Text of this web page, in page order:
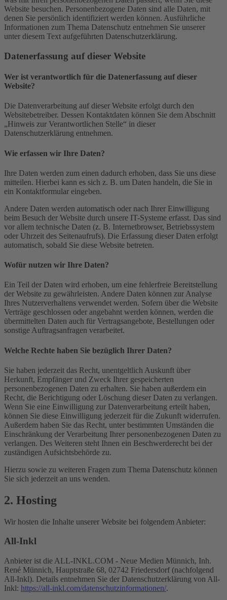
Website besuchen. Personenbezogene Daten sind alle Daten, mit
denen Sie persönlich identifiziert werden können. Ausführliche
Informationen zum Thema Datenschutz entnehmen Sie unserer
unter diesem Text aufgeführten Datenschutzerklärung.
Datenerfassung auf dieser Website
Wer ist verantwortlich für die Datenerfassung auf dieser
Website?
Die Datenverarbeitung auf dieser Website erfolgt durch den
Websitebetreiber. Dessen Kontaktdaten können Sie dem Abschnitt
„Hinweis zur Verantwortlichen Stelle“ in dieser
Datenschutzerklärung entnehmen.
Wie erfassen wir Ihre Daten?
Ihre Daten werden zum einen dadurch erhoben, dass Sie uns diese
mitteilen. Hierbei kann es sich z. B. um Daten handeln, die Sie in
ein Kontaktformular eingeben.
Andere Daten werden automatisch oder nach Ihrer Einwilligung
beim Besuch der Website durch unsere IT-Systeme erfasst. Das sind
vor allem technische Daten (z. B. Internetbrowser, Betriebssystem
oder Uhrzeit des Seitenaufrufs). Die Erfassung dieser Daten erfolgt
automatisch, sobald Sie diese Website betreten.
Wofür nutzen wir Ihre Daten?
Ein Teil der Daten wird erhoben, um eine fehlerfreie Bereitstellung
der Website zu gewährleisten. Andere Daten können zur Analyse
Ihres Nutzerverhaltens verwendet werden. Sofern über die Website
Verträge geschlossen oder angebahnt werden können, werden die
übermittelten Daten auch für Vertragsangebote, Bestellungen oder
sonstige Auftragsanfragen verarbeitet.
Welche Rechte haben Sie bezüglich Ihrer Daten?
Sie haben jederzeit das Recht, unentgeltlich Auskunft über
Herkunft, Empfänger und Zweck Ihrer gespeicherten
personenbezogenen Daten zu erhalten. Sie haben außerdem ein
Recht, die Berichtigung oder Löschung dieser Daten zu verlangen.
Wenn Sie eine Einwilligung zur Datenverarbeitung erteilt haben,
können Sie diese Einwilligung jederzeit für die Zukunft widerrufen.
Außerdem haben Sie das Recht, unter bestimmten Umständen die
Einschränkung der Verarbeitung Ihrer personenbezogenen Daten zu
verlangen. Des Weiteren steht Ihnen ein Beschwerderecht bei der
zuständigen Aufsichtsbehörde zu.
Hierzu sowie zu weiteren Fragen zum Thema Datenschutz können
Sie sich jederzeit an uns wenden.
2. Hosting
Wir hosten die Inhalte unserer Website bei folgendem Anbieter:
All-Inkl
Anbieter ist die ALL-INKL.COM - Neue Medien Münnich, Inh.
René Münnich, Hauptstraße 68, 02742 Friedersdorf (nachfolgend
All-Inkl). Details entnehmen Sie der Datenschutzerklärung von All-
Inkl: https://all-inkl.com/datenschutzinformationen/.